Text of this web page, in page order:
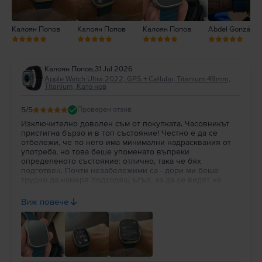
Калоян Попов Калоян Попов Калоян Попов Abdel González
Калоян Попов,31 Jul 2026
Apple Watch Ultra 2022, GPS + Cellular, Titanium 49mm,
Titanium, Като нов
5/5 Проверен отзив
Изключително доволен съм от покупката. Часовникът
пристигна бързо и в топ състояние! Честно е да се
отбележи, че по него има минимални надрасквания от
употреба, но това беше упоменато въпреки
определеното състояние: отлично, така че бях
подготвен. Почти незабележими са - дори ми беше
съвсем недоловими. По-важното за мен в случая беше
състоянието на батерията: 100% здраве!!! Препоръчвам
на всеки да вдъхне нов живот на използвана вече
техника!
Виж повече